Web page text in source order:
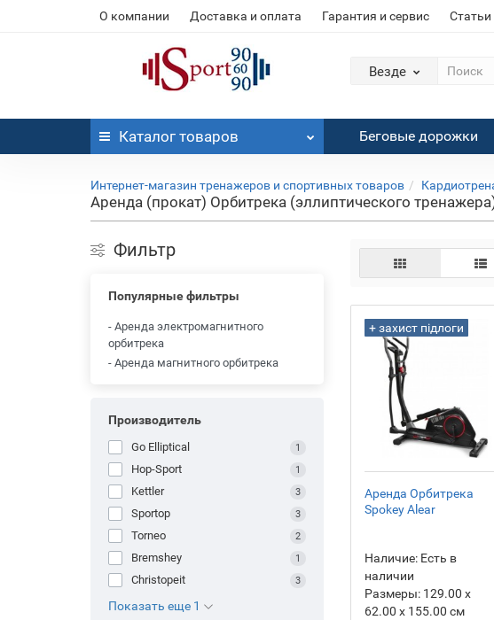
О компании Доставка и оплата Гарантия и сервис Статьи
Везде
Каталог товаров Беговые дорожки
Интернет-магазин тренажеров и спортивных товаров
Аренда (прокат) Орбитрека (эллиптического
Фильтр
Популярные фильтры
- Аренда электромагнитного
орбитрека
- Аренда магнитного орбитрека
Производитель
Go Elliptical 1
Hop-Sport 1
Kettler 3
Sportop 3
Torneo 2
Bremshey 1
Christopeit 3
Показать еще 1
+ захист підлоги
Аренда Орбитрека
Spokey Alear
Наличие:Есть в
наличии
Размеры:129.00 х
62.00 х 155.00 см